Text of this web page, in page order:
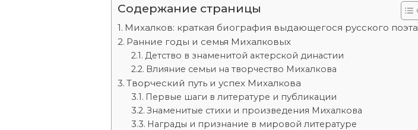
Содержание страницы
Михалков: краткая биография выдающегося русского поэта
Ранние годы и семья Михалковых
Детство в знаменитой актерской династии
Влияние семьи на творчество Михалкова
Творческий путь и успех Михалкова
Первые шаги в литературе и публикации
Знаменитые стихи и произведения Михалкова
Награды и признание в мировой литературе